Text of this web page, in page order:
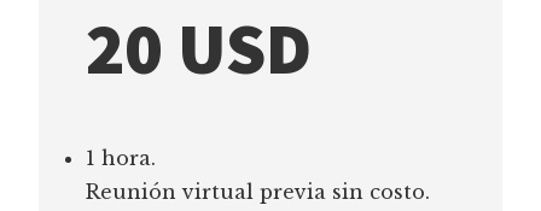
20 USD
1 hora.
Reunión virtual previa sin costo.